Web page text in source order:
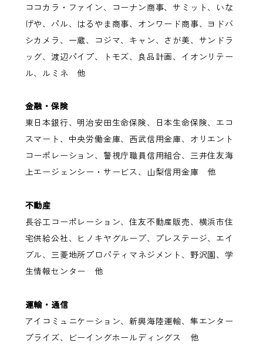
ココカラ・ファイン、コーナン商事、サミット、いな
げや、パル、はるやま商事、オンワード商事、ヨドバ
シカメラ、一蔵、コジマ、キャン、さが美、サンドラ
ッグ、渡辺パイプ、トモズ、良品計画、イオンリテー
ル、ルミネ 他
金融・保険
東日本銀行、明治安田生命保険、日本生命保険、エコ
スマート、中央労働金庫、西武信用金庫、オリエント
コーポレーション、警視庁職員信用組合、三井住友海
上エージェンシー・サービス、山梨信用金庫 他
不動産
長谷工コーポレーション、住友不動産販売、横浜市住
宅供給公社、ヒノキヤグループ、プレステージ、エイ
ブル、三菱地所プロパティマネジメント、野沢園、学
生情報センター 他
運輸・通信
アイコミュニケーション、新興海陸運輸、隼エンター
プライズ、ビーイングホールディングス 他